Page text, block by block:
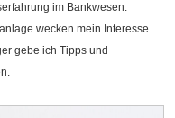
im Bankwesen.
wecken mein Interesse.
gebe ich Tipps und